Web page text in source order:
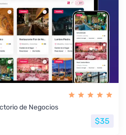
de Negocios
$35